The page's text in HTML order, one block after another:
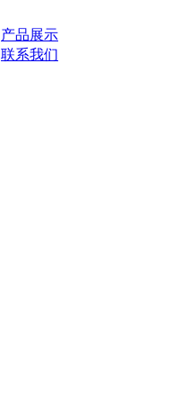
产品展示
联系我们